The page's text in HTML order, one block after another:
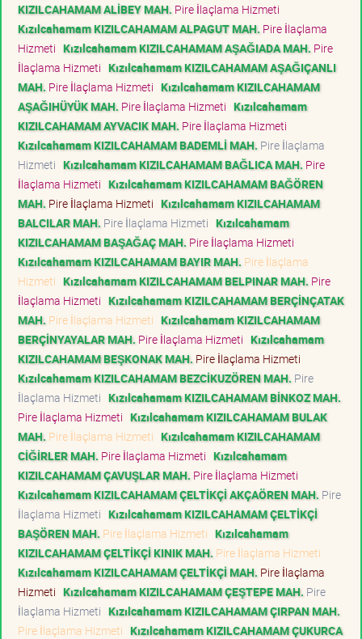
KIZILCAHAMAM ALİBEY MAH. Pire İlaçlama Hizmeti
Kızılcahamam KIZILCAHAMAM ALPAGUT MAH. Pire İlaçlama
Hizmeti Kızılcahamam KIZILCAHAMAM AŞAĞIADA MAH. Pire
İlaçlama Hizmeti Kızılcahamam KIZILCAHAMAM AŞAĞIÇANLI
MAH. Pire İlaçlama Hizmeti Kızılcahamam KIZILCAHAMAM
AŞAĞIHÜYÜK MAH. Pire İlaçlama Hizmeti Kızılcahamam
KIZILCAHAMAM AYVACIK MAH. Pire İlaçlama Hizmeti
Kızılcahamam KIZILCAHAMAM BADEMLİ MAH. Pire İlaçlama
Hizmeti Kızılcahamam KIZILCAHAMAM BAĞLICA MAH. Pire
İlaçlama Hizmeti Kızılcahamam KIZILCAHAMAM BAĞÖREN
MAH. Pire İlaçlama Hizmeti Kızılcahamam KIZILCAHAMAM
BALCILAR MAH. Pire İlaçlama Hizmeti Kızılcahamam
KIZILCAHAMAM BAŞAĞAÇ MAH. Pire İlaçlama Hizmeti
Kızılcahamam KIZILCAHAMAM BAYIR MAH. Pire İlaçlama
Hizmeti Kızılcahamam KIZILCAHAMAM BELPINAR MAH. Pire
İlaçlama Hizmeti Kızılcahamam KIZILCAHAMAM BERÇİNÇATAK
MAH. Pire İlaçlama Hizmeti Kızılcahamam KIZILCAHAMAM
BERÇİNYAYALAR MAH. Pire İlaçlama Hizmeti Kızılcahamam
KIZILCAHAMAM BEŞKONAK MAH. Pire İlaçlama Hizmeti
Kızılcahamam KIZILCAHAMAM BEZCİKUZÖREN MAH. Pire
İlaçlama Hizmeti Kızılcahamam KIZILCAHAMAM BİNKOZ MAH.
Pire İlaçlama Hizmeti Kızılcahamam KIZILCAHAMAM BULAK
MAH. Pire İlaçlama Hizmeti Kızılcahamam KIZILCAHAMAM
CİĞİRLER MAH. Pire İlaçlama Hizmeti Kızılcahamam
KIZILCAHAMAM ÇAVUŞLAR MAH. Pire İlaçlama Hizmeti
Kızılcahamam KIZILCAHAMAM ÇELTİKÇİ AKÇAÖREN MAH. Pire
İlaçlama Hizmeti Kızılcahamam KIZILCAHAMAM ÇELTİKÇİ
BAŞÖREN MAH. Pire İlaçlama Hizmeti Kızılcahamam
KIZILCAHAMAM ÇELTİKÇİ KINIK MAH. Pire İlaçlama Hizmeti
Kızılcahamam KIZILCAHAMAM ÇELTİKÇİ MAH. Pire İlaçlama
Hizmeti Kızılcahamam KIZILCAHAMAM ÇEŞTEPE MAH. Pire
İlaçlama Hizmeti Kızılcahamam KIZILCAHAMAM ÇIRPAN MAH.
Pire İlaçlama Hizmeti Kızılcahamam KIZILCAHAMAM ÇUKURCA